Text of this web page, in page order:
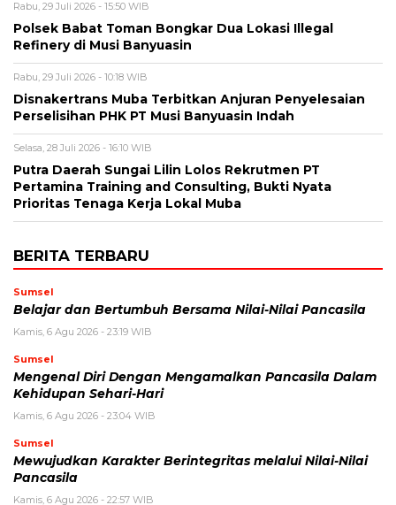
Rabu, 29 Juli 2026 - 15:50 WIB
Polsek Babat Toman Bongkar Dua Lokasi Illegal
Refinery di Musi Banyuasin
Rabu, 29 Juli 2026 - 10:18 WIB
Disnakertrans Muba Terbitkan Anjuran Penyelesaian
Perselisihan PHK PT Musi Banyuasin Indah
Selasa, 28 Juli 2026 - 16:10 WIB
Putra Daerah Sungai Lilin Lolos Rekrutmen PT
Pertamina Training and Consulting, Bukti Nyata
Prioritas Tenaga Kerja Lokal Muba
BERITA TERBARU
Sumsel
Belajar dan Bertumbuh Bersama Nilai-Nilai Pancasila
Kamis, 6 Agu 2026 - 23:19 WIB
Sumsel
Mengenal Diri Dengan Mengamalkan Pancasila Dalam
Kehidupan Sehari-Hari
Kamis, 6 Agu 2026 - 23:04 WIB
Sumsel
Mewujudkan Karakter Berintegritas melalui Nilai-Nilai
Pancasila
Kamis, 6 Agu 2026 - 22:57 WIB